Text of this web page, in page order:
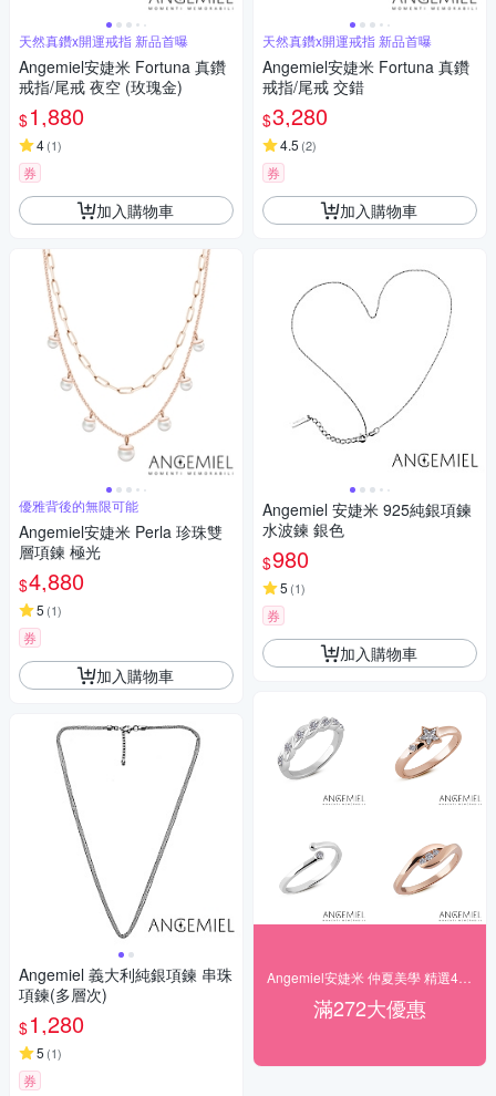
天然真鑽x開運戒指 新品首曝
Angemiel安婕米 Fortuna 真鑽
戒指/尾戒 夜空 (玫瑰金)
$1,880
4(1)
券
加入購物車
優雅背後的無限可能
Angemiel安婕米 Perla 珍珠雙
層項鍊 極光
$4,880
5 (1)
券
加入購物車
Angemiel 義大利純銀項鍊 串珠
項鍊(多層次)
$1,280
5 (1)
券
天然真鑽x開運戒指 新品首曝
Angemiel安婕米 Fortuna 真鑽
戒指/尾戒 交錯
$3,280
4.5 (2)
券
加入購物車
Angemiel 安婕米 925純銀項鍊
水波鍊 銀色
$980
5 (1)
券
加入購物車
滿272大優惠